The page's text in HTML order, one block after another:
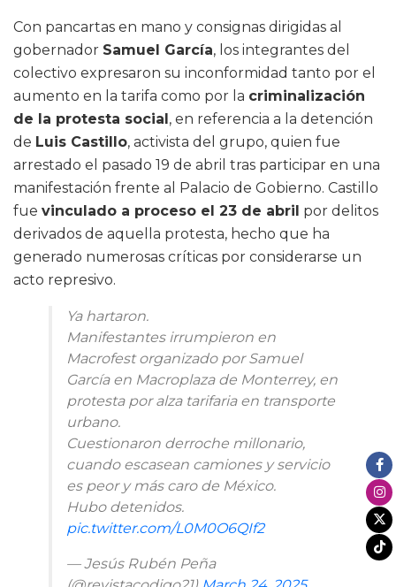
Con pancartas en mano y consignas dirigidas al
gobernador Samuel García, los integrantes del
colectivo expresaron su inconformidad tanto por el
aumento en la tarifa como por la criminalización
de la protesta social, en referencia a la detención
de Luis Castillo, activista del grupo, quien fue
arrestado el pasado 19 de abril tras participar en una
manifestación frente al Palacio de Gobierno. Castillo
fue vinculado a proceso el 23 de abril por delitos
derivados de aquella protesta, hecho que ha
generado numerosas críticas por considerarse un
acto represivo.
Ya hartaron.
Manifestantes irrumpieron en
Macrofest organizado por Samuel
García en Macroplaza de Monterrey, en
protesta por alza tarifaria en transporte
urbano.
Cuestionaron derroche millonario,
cuando escasean camiones y servicio
es peor y más caro de México.
Hubo detenidos.
pic.twitter.com/L0M0O6QIf2
— Jesús Rubén Peña